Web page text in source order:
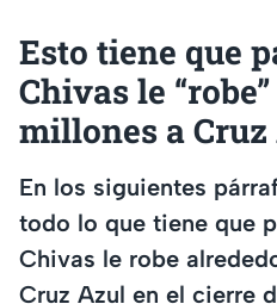
Esto tiene que
Chivas le
millones a
En los siguientes
todo lo que tiene que
Chivas le robe
Cruz Azul en el cierre